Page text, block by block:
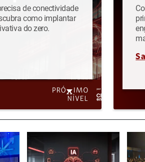
de conectividade
como implantar
do zero.